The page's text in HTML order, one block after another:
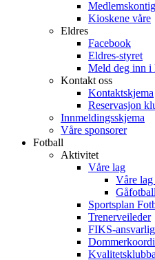
Kioskene våre
Eldres
Facebook
Eldres-styret
Meld deg inn i
Kontakt oss
Kontaktskjema
Reservasjon
Innmeldingsskjema
Våre sponsorer
Fotball
Aktivitet
Våre lag
Våre
Gåfotball
Sportsplan
Trenerveileder
FIKS-ansvarlig